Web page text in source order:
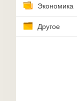
Экономика
Другое